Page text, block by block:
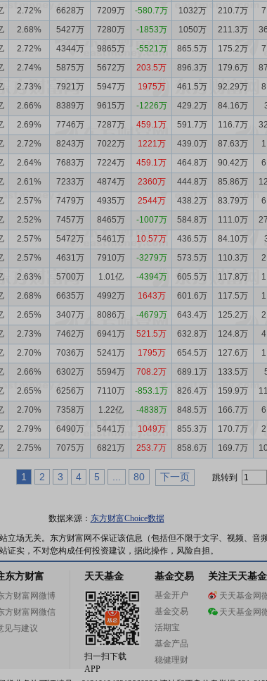
2.72% 6628万 7209万 -580.7万 1032万 210.7万
2.68% 5427万 7280万 -1853万 1050万 211.3万
2.72% 4344万 9865万 -5521万 865.5万 175.2万
2.74% 5875万 5672万 203.5万 896.3万 179.6万
2.73% 7921万 5947万 1975万 461.5万 92.29万
2.66% 8389万 9615万 -1226万 429.2万 84.16万
2.69% 7746万 7287万 459.1万 591.7万 116.7万
2.72% 8243万 7022万 1221万 439.0万 87.63万
2.64% 7683万 7224万 459.1万 464.8万 90.42万
2.61% 7233万 4874万 2360万 444.8万 85.86万
2.57% 7479万 4935万 2544万 438.2万 83.79万
2.52% 7457万 8465万 -1007万 584.8万 111.0万
2.57% 5472万 5461万 10.57万 436.5万 84.10万
2.57% 4631万 7910万 -3279万 573.5万 110.3万
2.63% 5700万 1.01亿 -4394万 605.5万 117.8万
2.68% 6635万 4992万 1643万 601.6万 117.5万
2.65% 3407万 8086万 -4679万 643.4万 125.2万
2.73% 7462万 6941万 521.5万 632.8万 124.8万
2.70% 7036万 5241万 1795万 654.5万 127.6万
2.66% 6302万 5594万 708.2万 689.1万 133.5万
2.65% 6256万 7110万 -853.1万 826.4万 159.9万
2.70% 7358万 1.22亿 -4838万 848.5万 166.7万
2.79% 6490万 5441万 1049万 855.3万 170.7万
2.75% 7075万 6821万 253.7万 858.6万 169.7万
1 2 3 4 5 80 下一页 跳转到
数据来源： 东方财富Choice数据
立场无关。东方财富网不保证该信息（包括但不限于文字、视频、音
实，不对您构成任何投资建议，据此操作，风险自担。
东方财富
方财富网微博
方财富网微信
见与建议
天天基金
扫一扫下载
APP
基金交易
基金开户
基金交易
活期宝
基金产品
稳健理财
关注天天基金
天天基金网
天天基金网